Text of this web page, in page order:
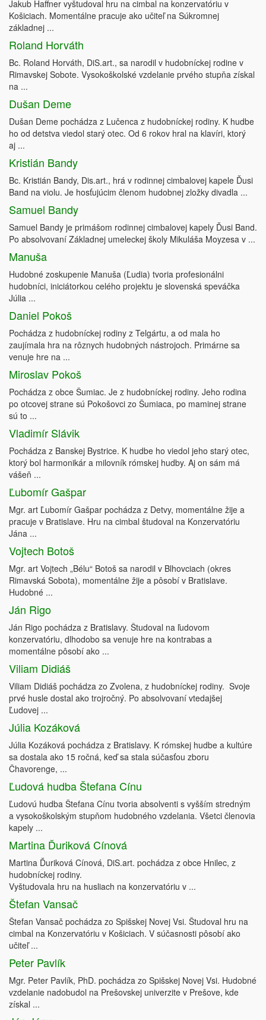
Jakub Haffner vyštudoval hru na cimbal na konzervatóriu v
Košiciach. Momentálne pracuje ako učiteľ na Súkromnej
základnej ...
Roland Horváth
Bc. Roland Horváth, DiS.art., sa narodil v hudobníckej rodine v
Rimavskej Sobote. Vysokoškolské vzdelanie prvého stupňa získal
na ...
Dušan Deme
Dušan Deme pochádza z Lučenca z hudobníckej rodiny. K hudbe
ho od detstva viedol starý otec. Od 6 rokov hral na klavíri, ktorý
aj ...
Kristián Bandy
Bc. Kristián Bandy, Dis.art., hrá v rodinnej cimbalovej kapele Ďusi
Band na violu. Je hosťujúcim členom hudobnej zložky divadla ...
Samuel Bandy
Samuel Bandy je primášom rodinnej cimbalovej kapely Ďusi Band.
Po absolvovaní Základnej umeleckej školy Mikuláša Moyzesa v ...
Manuša
Hudobné zoskupenie Manuša (Ľudia) tvoria profesionálni
hudobníci, iniciátorkou celého projektu je slovenská speváčka
Júlia ...
Daniel Pokoš
Pochádza z hudobníckej rodiny z Telgártu, a od mala ho
zaujímala hra na rôznych hudobných nástrojoch. Primárne sa
venuje hre na ...
Miroslav Pokoš
Pochádza z obce Šumiac. Je z hudobníckej rodiny. Jeho rodina
po otcovej strane sú Pokošovci zo Šumiaca, po maminej strane
sú to ...
Vladimír Slávik
Pochádza z Banskej Bystrice. K hudbe ho viedol jeho starý otec,
ktorý bol harmonikár a milovník rómskej hudby. Aj on sám má
vášeň ...
Ľubomír Gašpar
Mgr. art Ľubomír Gašpar pochádza z Detvy, momentálne žije a
pracuje v Bratislave. Hru na cimbal študoval na Konzervatóriu
Jána ...
Vojtech Botoš
Mgr. art Vojtech „Bélu“ Botoš sa narodil v Blhovciach (okres
Rimavská Sobota), momentálne žije a pôsobí v Bratislave.
Hudobné ...
Ján Rigo
Ján Rigo pochádza z Bratislavy. Študoval na ľudovom
konzervatóriu, dlhodobo sa venuje hre na kontrabas a
momentálne pôsobí ako ...
Viliam Didiáš
Viliam Didiáš pochádza zo Zvolena, z hudobníckej rodiny. Svoje
prvé husle dostal ako trojročný. Po absolvovaní vtedajšej
Ľudovej ...
Júlia Kozáková
Júlia Kozáková pochádza z Bratislavy. K rómskej hudbe a kultúre
sa dostala ako 15 ročná, keď sa stala súčasťou zboru
Čhavorenge, ...
Ľudová hudba Štefana Cínu
Ľudovú hudba Štefana Cínu tvoria absolventi s vyšším stredným
a vysokoškolským stupňom hudobného vzdelania. Všetci členovia
kapely ...
Martina Ďuriková Cínová
Martina Ďuriková Cínová, DiS.art. pochádza z obce Hnilec, z
hudobníckej rodiny.
Vyštudovala hru na husliach na konzervatóriu v ...
Štefan Vansač
Štefan Vansač pochádza zo Spišskej Novej Vsi. Študoval hru na
cimbal na Konzervatóriu v Košiciach. V súčasnosti pôsobí ako
učiteľ ...
Peter Pavlík
Mgr. Peter Pavlík, PhD. pochádza zo Spišskej Novej Vsi. Hudobné
vzdelanie nadobudol na Prešovskej univerzite v Prešove, kde
získal ...